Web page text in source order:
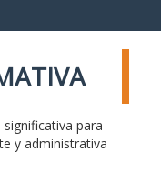
para
y administrativa